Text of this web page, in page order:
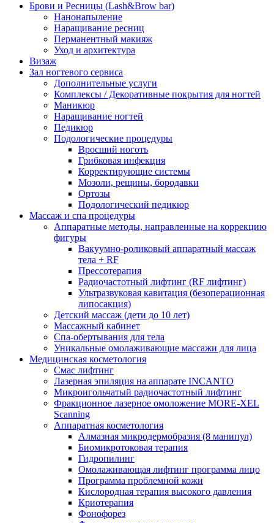
Брови и Ресницы (Lash&Brow bar)
Нанонапыление
Наращивание ресниц
Перманентный макияж
Уход и архитектура
Визаж
Зал ногтевого сервиса
Дополнительные услуги
Комплексы / Декоративные покрытия для ногтей
Маникюр
Наращивание ногтей
Педикюр
Подологические процедуры
Вросший ноготь
Грибковая инфекция
Корректирующие системы
Мозоли, рещины, бородавки
Ортозы
Подологический педикюр
Массаж и спа процедуры
Аппаратные методы, направленные на коррекцию
фигуры
Вакуумно-роликовый аппаратный массаж
тела + RF
Прессотерапия
Радиочастотный лифтинг (RF лифтинг)
Ультразвуковая кавитация (безоперационная
липосакция)
Детский массаж (дети до 10 лет)
Массажный кабинет
Спа-обертывания для тела
Уникальные омолаживающие массажи для лица
Медицинская косметология
Смас лифтинг
Лазерная эпиляция на аппарате INCANTO
Микроигольчатый радиочастотный лифтинг
Фракционное лазерное омоложение MORE-XEL
Scanning
Аппаратная косметология
Алмазная микродермобразия (8 манипул)
Биомикротоковая терапия
Гидропилинг
Омолаживающая лифтинг программа лицо
Программа проблемной кожи
Кислородная терапия высокого давления
Криотерапия
Фонофорез